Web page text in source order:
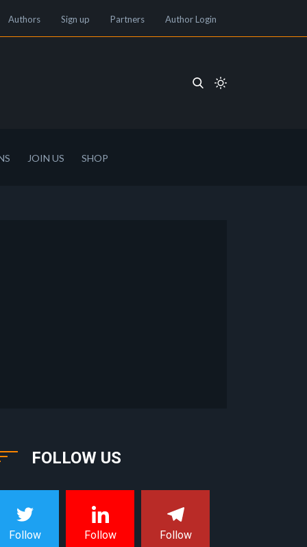
Authors Sign up Partners Author Login
JOIN US SHOP
FOLLOW US
Follow Follow Follow